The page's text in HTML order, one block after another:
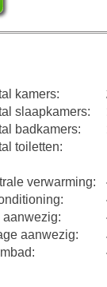
kamers:
slaapkamers:
badkamers:
toiletten:
verwarming:
aanwezig:
aanwezig: